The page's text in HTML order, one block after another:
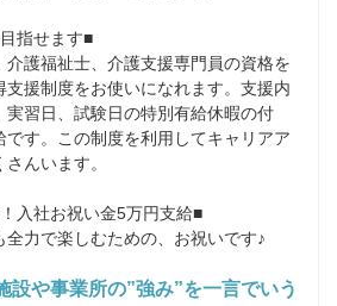
指せます■
護福祉士、介護支援専門員の資格を
援制度をお使いになれます。支援内
実習日、試験日の特別有給休暇の付
す。この制度を利用してキャリアア
んいます。
入社お祝い金5万円支給■
力で楽しむための、お祝いです♪
設や事業所の”強み”を一言でいう